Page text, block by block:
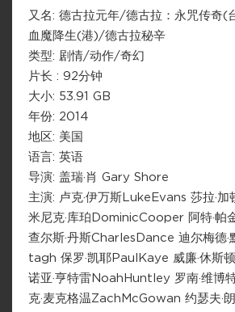
又名: 德古拉元年/德古拉：永咒传奇(
血魔降生(港)/德古拉秘辛
类型: 剧情/动作/奇幻
片长 : 92分钟
大小: 53.91 GB
年份: 2014
地区: 美国
语言: 英语
导演: 盖瑞·肖 Gary Shore
主演: 卢克·伊万斯LukeEvans 莎拉·
米尼克·库珀DominicCooper 阿特·
查尔斯·丹斯CharlesDance 迪尔梅德
tagh 保罗·凯耶PaulKaye 威廉·休斯
诺亚·亨特雷NoahHuntley 罗南·维博
克·麦克格温ZachMcGowan 约瑟夫·